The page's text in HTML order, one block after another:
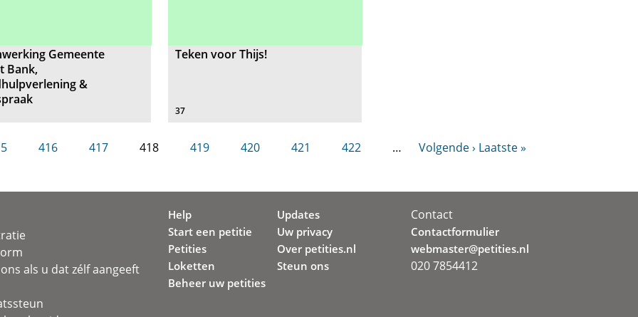
Gemeente
Bank,
&
Teken voor Thijs!
37
416 417 418 419 420 421 422 … Volgende › Laatste »
als u dat zélf aangeeft
Help
Start een petitie
Petities
Loketten
Beheer uw petities
Updates
Uw privacy
Over petities.nl
Steun ons
Contact
Contactformulier
webmaster@petities.nl
020 7854412